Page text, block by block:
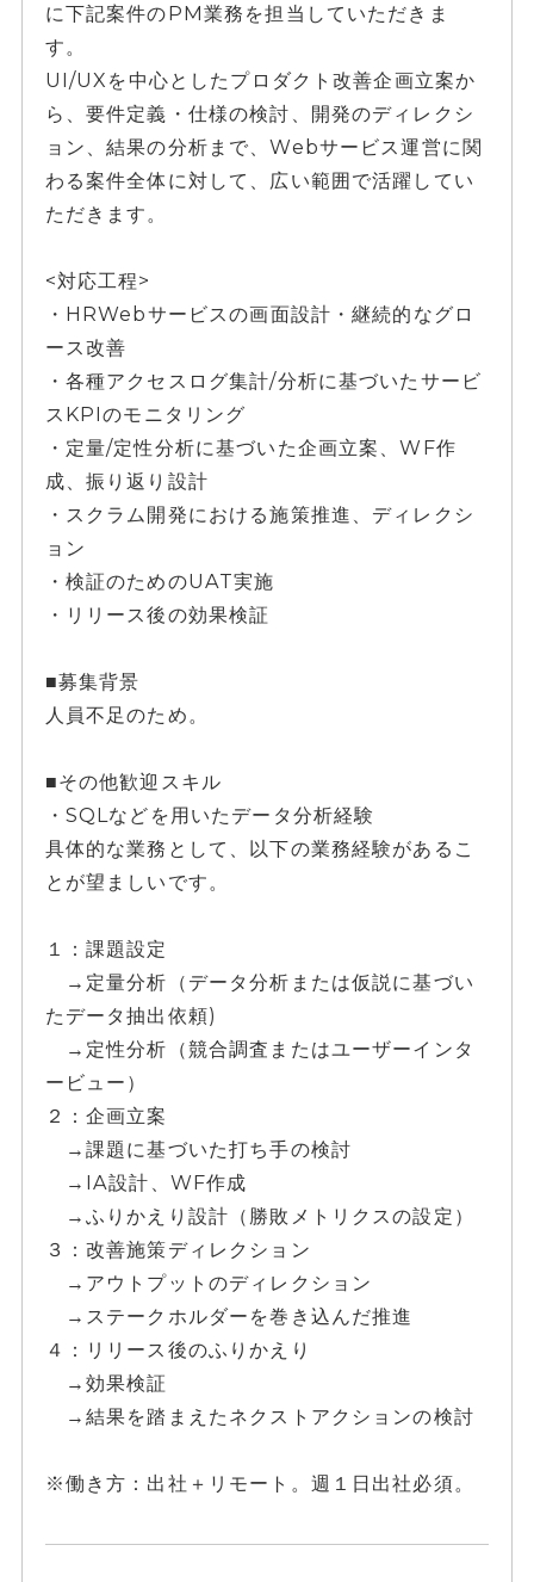
に下記案件のPM業務を担当していただきま
す。
UI/UXを中心としたプロダクト改善企画立案か
ら、要件定義・仕様の検討、開発のディレクシ
ョン、結果の分析まで、Webサービス運営に関
わる案件全体に対して、広い範囲で活躍してい
ただきます。
<対応工程>
・HRWebサービスの画面設計・継続的なグロ
ース改善
・各種アクセスログ集計/分析に基づいたサービ
スKPIのモニタリング
・定量/定性分析に基づいた企画立案、WF作
成、振り返り設計
・スクラム開発における施策推進、ディレクシ
ョン
・検証のためのUAT実施
・リリース後の効果検証
■募集背景
人員不足のため。
■その他歓迎スキル
・SQLなどを用いたデータ分析経験
具体的な業務として、以下の業務経験があるこ
とが望ましいです。
１：課題設定
→定量分析（データ分析または仮説に基づい
たデータ抽出依頼)
→定性分析（競合調査またはユーザーインタ
ービュー）
２：企画立案
→課題に基づいた打ち手の検討
→IA設計、WF作成
→ふりかえり設計（勝敗メトリクスの設定）
３：改善施策ディレクション
→アウトプットのディレクション
→ステークホルダーを巻き込んだ推進
４：リリース後のふりかえり
→効果検証
→結果を踏まえたネクストアクションの検討
※働き方：出社＋リモート。週１日出社必須。